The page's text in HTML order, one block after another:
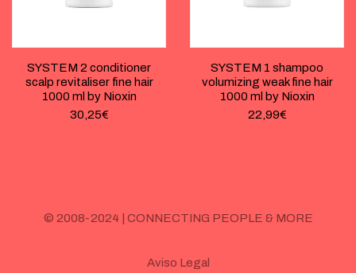
SYSTEM 2 conditioner
scalp revitaliser fine hair
1000 ml by Nioxin
30,25€
SYSTEM 1 shampoo
volumizing weak fine hair
1000 ml by Nioxin
22,99€
© 2008-2024 | CONNECTING PEOPLE & MORE
Aviso Legal